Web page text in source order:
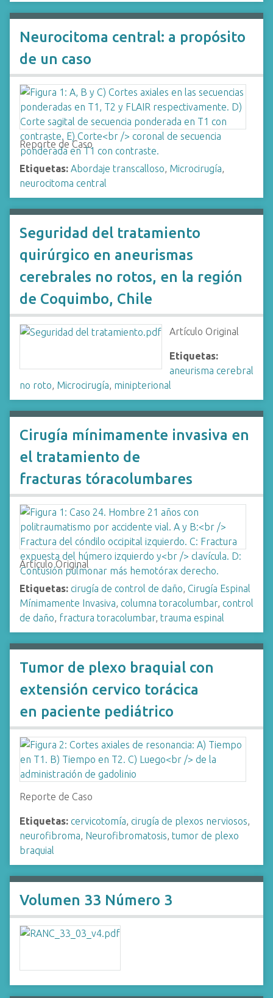
Neurocitoma central: a propósito
de un caso
Reporte de Caso
Etiquetas: Abordaje transcalloso, Microcirugía,
neurocitoma central
Seguridad del tratamiento
quirúrgico en aneurismas
cerebrales no rotos, en la región
de Coquimbo, Chile
Artículo Original
Etiquetas:
aneurisma cerebral
no roto, Microcirugía, minipterional
Cirugía mínimamente invasiva en
el tratamiento de
fracturas tóracolumbares
Artículo Original
Etiquetas: cirugía de control de daño, Cirugía Espinal
Mínimamente Invasiva, columna toracolumbar, control
de daño, fractura toracolumbar, trauma espinal
Tumor de plexo braquial con
extensión cervico torácica
en paciente pediátrico
Reporte de Caso
Etiquetas: cervicotomía, cirugía de plexos nerviosos,
neurofibroma, Neurofibromatosis, tumor de plexo
braquial
Volumen 33 Número 3